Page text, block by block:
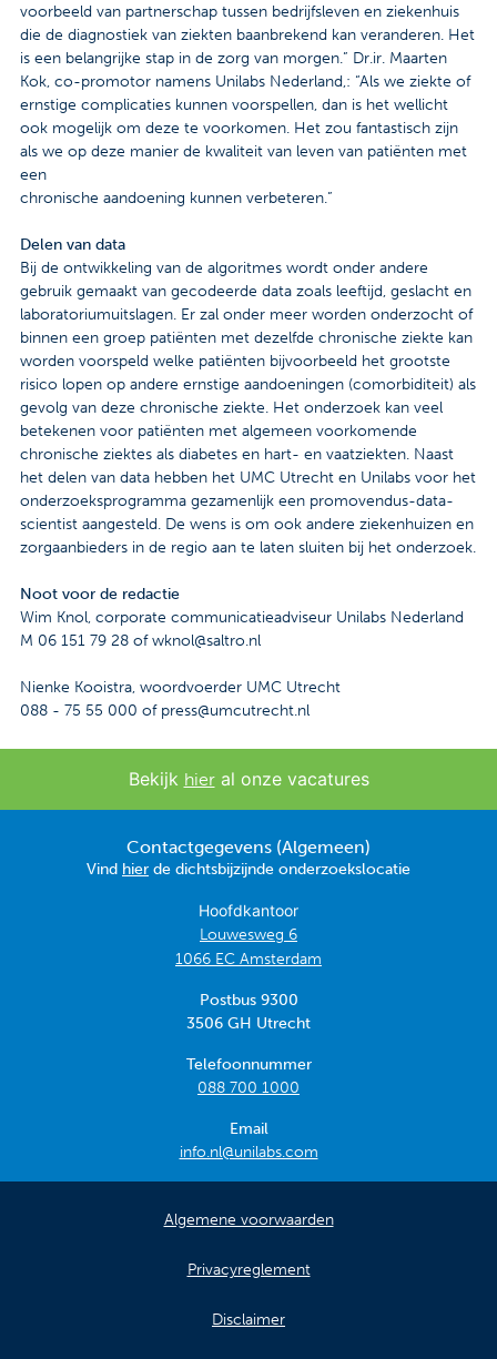
voorbeeld van partnerschap tussen bedrijfsleven en ziekenhuis
die de diagnostiek van ziekten baanbrekend kan veranderen. Het
is een belangrijke stap in de zorg van morgen.” Dr.ir. Maarten
Kok, co-promotor namens Unilabs Nederland,: “Als we ziekte of
ernstige complicaties kunnen voorspellen, dan is het wellicht
ook mogelijk om deze te voorkomen. Het zou fantastisch zijn
als we op deze manier de kwaliteit van leven van patiënten met
een
chronische aandoening kunnen verbeteren.”
Delen van data
Bij de ontwikkeling van de algoritmes wordt onder andere
gebruik gemaakt van gecodeerde data zoals leeftijd, geslacht en
laboratoriumuitslagen. Er zal onder meer worden onderzocht of
binnen een groep patiënten met dezelfde chronische ziekte kan
worden voorspeld welke patiënten bijvoorbeeld het grootste
risico lopen op andere ernstige aandoeningen (comorbiditeit) als
gevolg van deze chronische ziekte. Het onderzoek kan veel
betekenen voor patiënten met algemeen voorkomende
chronische ziektes als diabetes en hart- en vaatziekten. Naast
het delen van data hebben het UMC Utrecht en Unilabs voor het
onderzoeksprogramma gezamenlijk een promovendus-data-
scientist aangesteld. De wens is om ook andere ziekenhuizen en
zorgaanbieders in de regio aan te laten sluiten bij het onderzoek.
Noot voor de redactie
Wim Knol, corporate communicatieadviseur Unilabs Nederland
M 06 151 79 28 of wknol@saltro.nl
Nienke Kooistra, woordvoerder UMC Utrecht
088 - 75 55 000 of press@umcutrecht.nl
Bekijk hieral onze vacatures
Contactgegevens (Algemeen)
Vind hier de dichtsbijzijnde onderzoekslocatie
Hoofdkantoor
Louwesweg 6
1066 EC Amsterdam
Postbus 9300
3506 GH Utrecht
Telefoonnummer
088 700 1000
Email
info.nl@unilabs.com
Algemene voorwaarden
Privacyreglement
Disclaimer